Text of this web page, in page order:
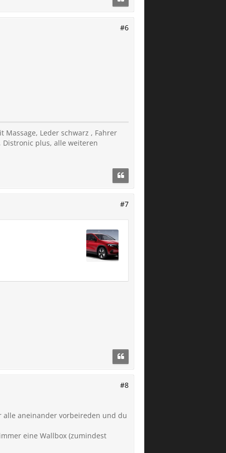
#6
Massage, Leder schwarz , Fahrer
plus, alle weiteren
#7
#8
aneinander vorbeireden und du
eine Wallbox (zumindest